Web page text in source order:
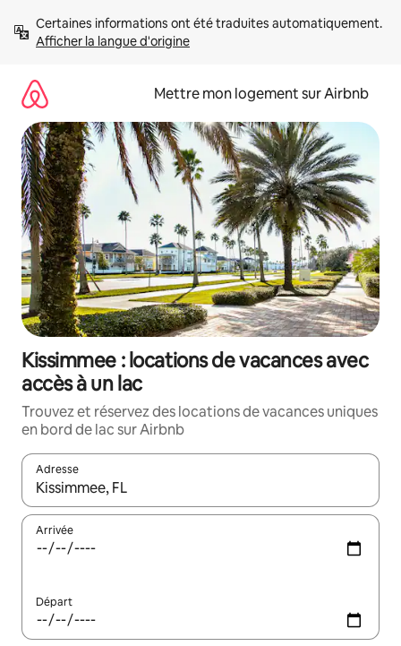
directement
Afficher la langue d'origine
Mettre mon logement sur Airbnb
Kissimmee : locations de vacances avec
accès à un lac
Trouvez et réservez des locations de vacances uniques
en bord de lac sur Airbnb
Adresse
Lorsque les résultats s'affichent, utilisez les flèches vers le
Arrivée
Départ